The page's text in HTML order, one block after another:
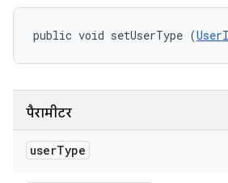
public void setUserType (
पैरामीटर
userType